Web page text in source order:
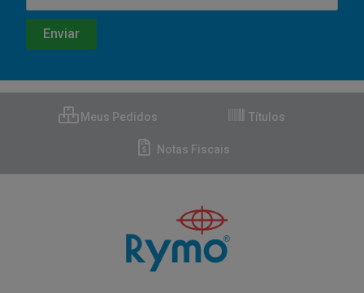
Meus Pedidos Títulos
Notas Fiscais